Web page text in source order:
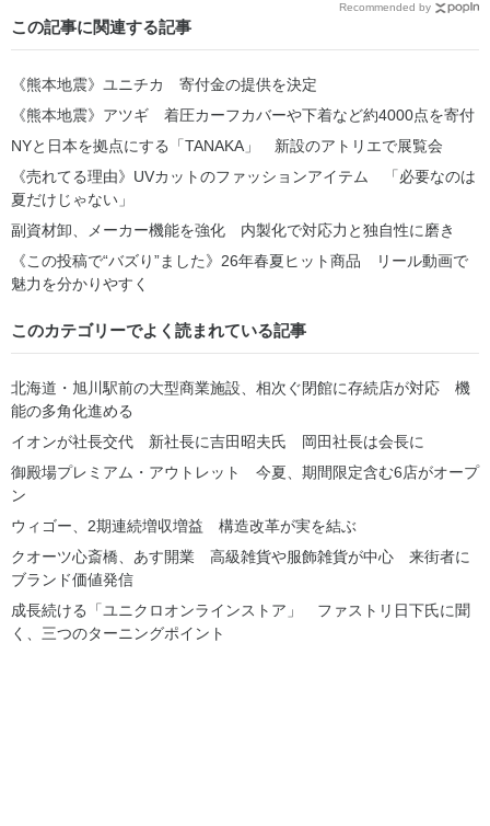
Recommended by
この記事に関連する記事
《熊本地震》ユニチカ 寄付金の提供を決定
《熊本地震》アツギ 着圧カーフカバーや下着など約4000点を寄付
NYと日本を拠点にする「TANAKA」 新設のアトリエで展覧会
《売れてる理由》UVカットのファッションアイテム 「必要なのは
夏だけじゃない」
副資材卸、メーカー機能を強化 内製化で対応力と独自性に磨き
《この投稿で“バズり”ました》26年春夏ヒット商品 リール動画で
魅力を分かりやすく
このカテゴリーでよく読まれている記事
北海道・旭川駅前の大型商業施設、相次ぐ閉館に存続店が対応 機
能の多角化進める
イオンが社長交代 新社長に吉田昭夫氏 岡田社長は会長に
御殿場プレミアム・アウトレット 今夏、期間限定含む6店がオープ
ン
ウィゴー、2期連続増収増益 構造改革が実を結ぶ
クオーツ心斎橋、あす開業 高級雑貨や服飾雑貨が中心 来街者に
ブランド価値発信
成長続ける「ユニクロオンラインストア」 ファストリ日下氏に聞
く、三つのターニングポイント